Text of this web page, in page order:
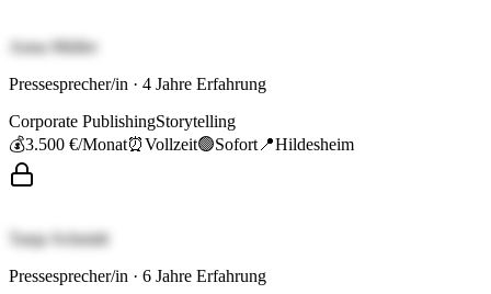
Anna Müller
Pressesprecher/in · 4 Jahre Erfahrung
Corporate PublishingStorytelling
💰3.500 €/Monat⏰Vollzeit🟢Sofort 📍Hildesheim
Tanja Schmidt
Pressesprecher/in · 6 Jahre Erfahrung